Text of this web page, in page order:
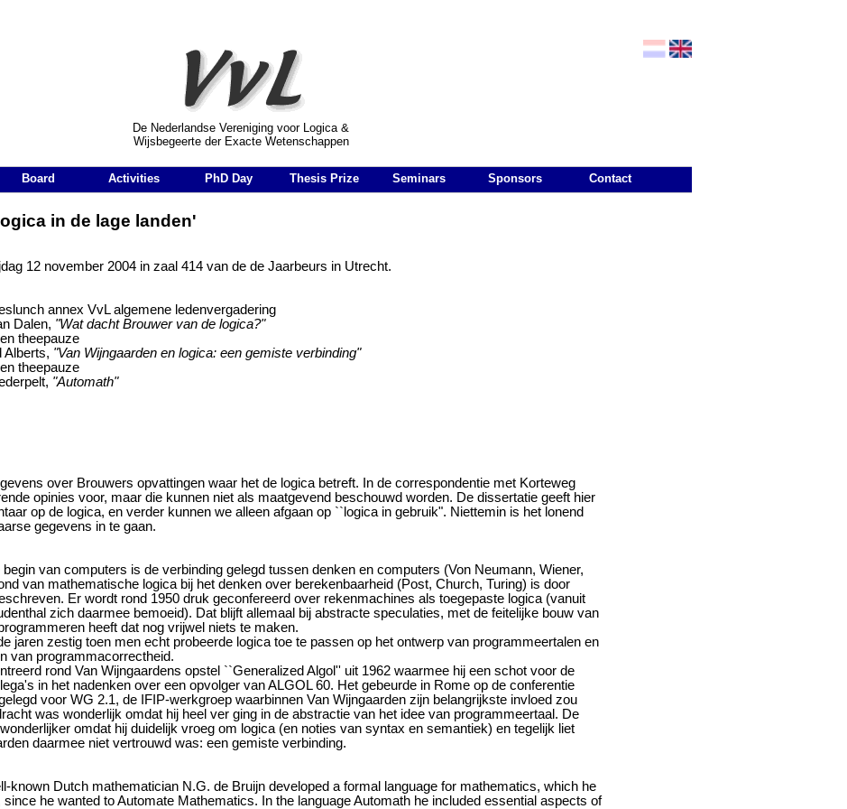
voor Logica & Wijsbegeerte der Exacte Wetenschappen
De Nederlandse Vereniging voor Logica &
Wijsbegeerte der Exacte Wetenschappen
Board Activities PhD Day Thesis Prize Seminars Sponsors Contact
in de lage landen'
12 november 2004 in zaal 414 van de de Jaarbeurs in Utrecht.
annex VvL algemene ledenvergadering
Dalen, "Wat dacht Brouwer van de logica?"
theepauze
Alberts, "Van Wijngaarden en logica: een gemiste verbinding"
theepauze
"Automath"
over Brouwers opvattingen waar het de logica betreft. In de correspondentie met Korteweg
opinies voor, maar die kunnen niet als maatgevend beschouwd worden. De dissertatie geeft hier
op de logica, en verder kunnen we alleen afgaan op ``logica in gebruik". Niettemin is het lonend
gegevens in te gaan.
van computers is de verbinding gelegd tussen denken en computers (Von Neumann, Wiener,
van mathematische logica bij het denken over berekenbaarheid (Post, Church, Turing) is door
Er wordt rond 1950 druk geconfereerd over rekenmachines als toegepaste logica (vanuit
zich daarmee bemoeid). Dat blijft allemaal bij abstracte speculaties, met de feitelijke bouw van
heeft dat nog vrijwel niets te maken.
jaren zestig toen men echt probeerde logica toe te passen op het ontwerp van programmeertalen en
van programmacorrectheid.
rond Van Wijngaardens opstel ``Generalized Algol'' uit 1962 waarmee hij een schot voor de
in het nadenken over een opvolger van ALGOL 60. Het gebeurde in Rome op de conferentie
voor WG 2.1, de IFIP-werkgroep waarbinnen Van Wijngaarden zijn belangrijkste invloed zou
was wonderlijk omdat hij heel ver ging in de abstractie van het idee van programmeertaal. De
omdat hij duidelijk vroeg om logica (en noties van syntax en semantiek) en tegelijk liet
daarmee niet vertrouwd was: een gemiste verbinding.
known Dutch mathematician N.G. de Bruijn developed a formal language for mathematics, which he
since he wanted to Automate Mathematics. In the language Automath he included essential aspects of